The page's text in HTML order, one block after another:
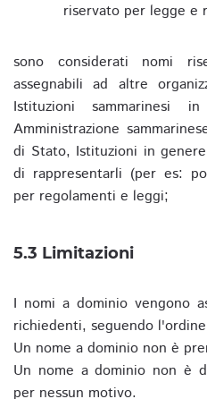
riservato per legge e
sono considerati nomi
assegnabili ad altre
Istituzioni sammarinesi
Amministrazione
di Stato, Istituzioni in
di rappresentarli (per es:
per regolamenti e leggi;
5.3 Limitazioni
I nomi a dominio vengono
richiedenti, seguendo
Un nome a dominio non è
Un nome a dominio non è
per nessun motivo.